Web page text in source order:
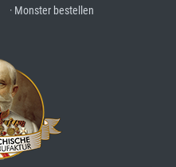
· Monster bestellen